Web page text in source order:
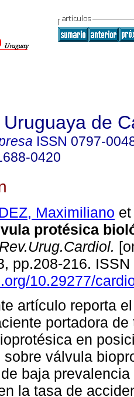
Uruguaya de
ISSN 0797-
0420
Maximiliano
protésica
Rev.Urug.Cardiol.
pp.208-216.
10.29277/
artículo reporta
portadora de
en
sobre válvula
baja
la tasa de